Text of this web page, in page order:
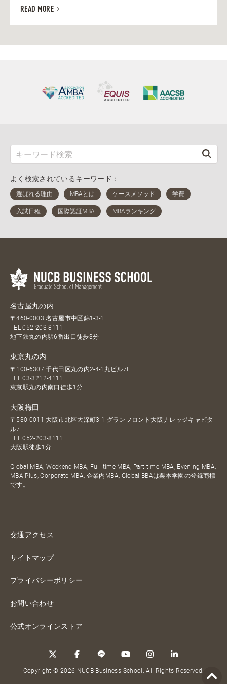
READ MORE
よく検索されているキーワード：
名古屋丸の内
〒460-0003 名古屋市中区錦1-3-1
TEL052-203-8111
地下鉄丸の内駅6番出口徒歩3分
東京丸の内
〒100-6307 千代田区丸の内2-4-1丸ビル7F
TEL03-3212-4111
東京駅丸の内南口徒歩1分
大阪梅田
〒530-0011 大阪市北区大深町3-1 グランフロント大阪ナレッジキャピタ
ル7F
TEL052-203-8111
大阪駅徒歩1分
Global MBA, Weekend MBA, Full-time MBA, Part-time MBA, Evening MBA,
MBA Plus, Corporate MBA, 企業内MBA, Global BBAは栗本学園の登録商標
です。
交通アクセス
サイトマップ
プライバシーポリシー
お問い合わせ
公式オンラインストア
Copyright © 2026 NUCB Business School. All Rights Reserved.